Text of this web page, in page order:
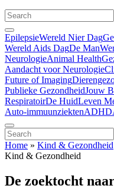
EpilepsieWereld Nier Dag
Wereld Aids DagDe Man
NeurologieAnimal Health
Aandacht voor Neurologie
Future of Imaging
Publieke GezondheidJouw
RespiratoirDe HuidLeven
Auto-immuunziektenADHD
Home » Kind & Gezondheid
Kind & Gezondheid
De zoektocht